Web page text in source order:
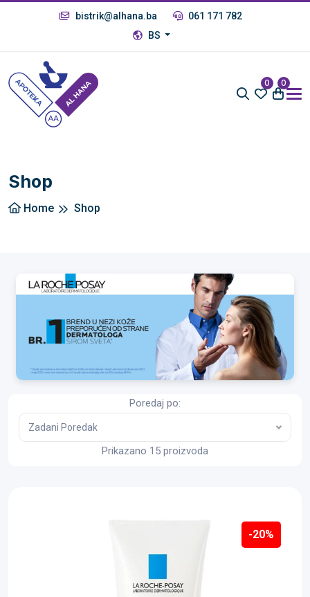
bistrik@alhana.ba
061 171 782
BS
0 0
Shop
Home Shop
Poredaj po:
Zadani Poredak
Prikazano 15 proizvoda
-20%